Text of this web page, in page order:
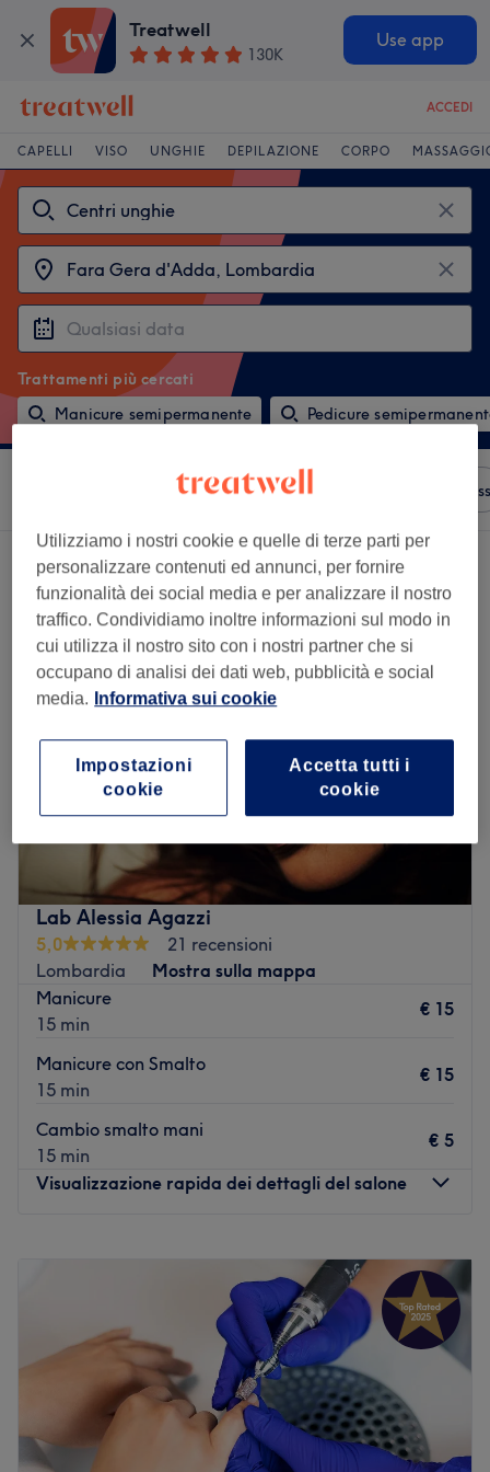
Treatwell
130K
Use app
ACCEDI
CAPELLI VISO UNGHIE DEPILAZIONE CORPO
Trattamenti più cercati
Manicure semipermanente
Pedicure
Qualsiasi prezzo Saloni Offerte Express
3 saloni che offrono:
centri unghie vicino Fara Gera d'Adda, Lombardia
Lab Alessia Agazzi
5,0
21 recensioni
Lombardia
Mostra sulla mappa
Manicure
15 min
€ 15
Manicure con Smalto
15 min
€ 15
Cambio smalto mani
15 min
€ 5
Visualizzazione rapida dei dettagli del salone
08:00
19:30
08:00
19:30
08:00 –19:30
Venerdì
08:00
19:30
08:00–
Domenica
Chiuso
Lab Alessia Agazzi è il centro estetico di Pontirolo Nuovo,
Utilizziamo i nostri cookie e quelle di terze parti per
personalizzare contenuti ed annunci, per fornire
funzionalità dei social media e per analizzare il nostro
traffico. Condividiamo inoltre informazioni sul modo in
cui utilizza il nostro sito con i nostri partner che si
occupano di analisi dei dati web, pubblicità e social
media.
Informativa sui cookie
Accetta tutti i
cookie
Impostazioni
cookie